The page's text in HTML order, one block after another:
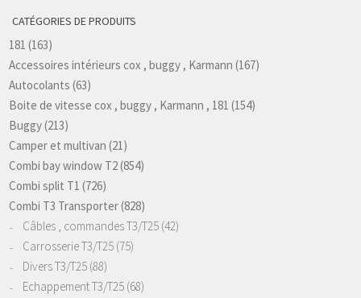
CATÉGORIES DE PRODUITS
181 (163)
Accessoires intérieurs cox , buggy , Karmann (167)
Autocolants (63)
Boite de vitesse cox , buggy , Karmann , 181 (154)
Buggy(213)
Camper et multivan (21)
Combi bay window T2(854)
Combi split T1 (726)
Combi T3 Transporter(828)
Câbles , commandes T3/T25 (42)
Carrosserie T3/T25 (75)
Divers T3/T25 (88)
Echappement T3/T25 (68)